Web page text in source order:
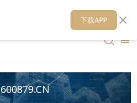
财华媒体矩阵 财华智库
600879.CN
下载APP